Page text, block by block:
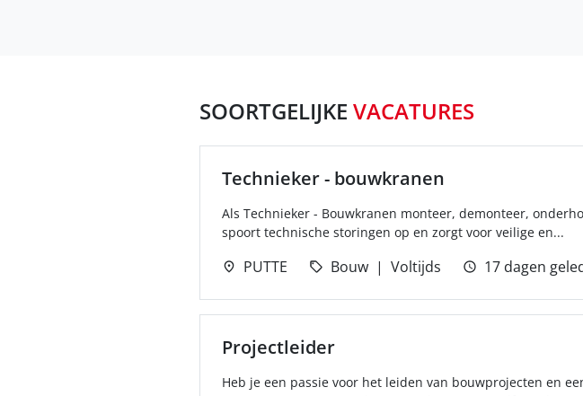
SOORTGELIJKE VACATURES
Technieker - bouwkranen
Als Technieker - Bouwkranen monteer, demonteer,
spoort technische storingen op en zorgt voor veilige en...
PUTTE Bouw Voltijds 17 dagen
Projectleider
Heb je een passie voor het leiden van bouwprojecten en